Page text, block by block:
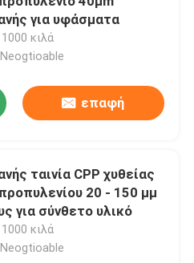
για υφάσματα
1000 κιλά
επαφή
ταινία CPP χυθείας
20 - 150 μμ
για σύνθετο υλικό
1000 κιλά